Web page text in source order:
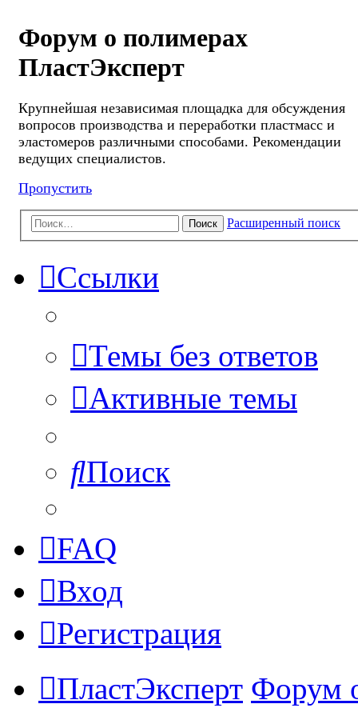
Форум о полимерах
ПластЭксперт
Крупнейшая независимая площадка для обсуждения
вопросов производства и переработки пластмасс и
эластомеров различными способами. Рекомендации
ведущих специалистов.
Пропустить
Поиск Расширенный поиск
Ссылки
Темы без ответов
Активные темы
Поиск
FAQ
Вход
Регистрация
ПластЭксперт Форум